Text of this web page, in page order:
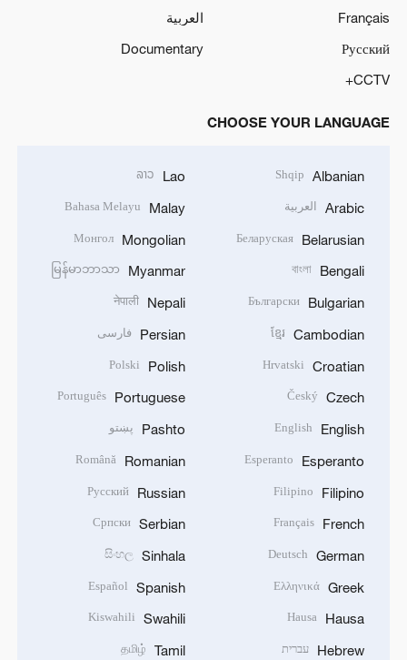
Français
العربية
Русский
Documentary
CCTV+
CHOOSE YOUR LANGUAGE
Albanian
Shqip
Arabic العربية
Belarusian
Беларуская
Bengali
বাংলা
Bulgarian
Български
Cambodian
ខ្មែរ
Croatian
Hrvatski
Czech
Český
English
English
Esperanto
Esperanto
Filipino
Filipino
French
Français
German
Deutsch
Greek
Ελληνικά
Hausa
Hausa
Hebrew עברית
Lao
ລາວ
Malay
Bahasa Melayu
Mongolian
Монгол
Myanmar
မြန်မာဘာသာ
Nepali
नेपाली
Persian فارسی
Polish
Polski
Portuguese
Português
Pashto پښتو
Romanian
Română
Russian
Русский
Serbian
Српски
Sinhala
සිංහල
Spanish
Español
Swahili
Kiswahili
Tamil
தமிழ்